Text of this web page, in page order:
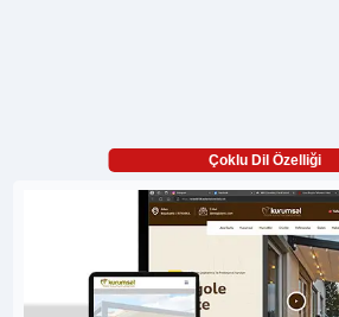
Çoklu Dil Özelliği